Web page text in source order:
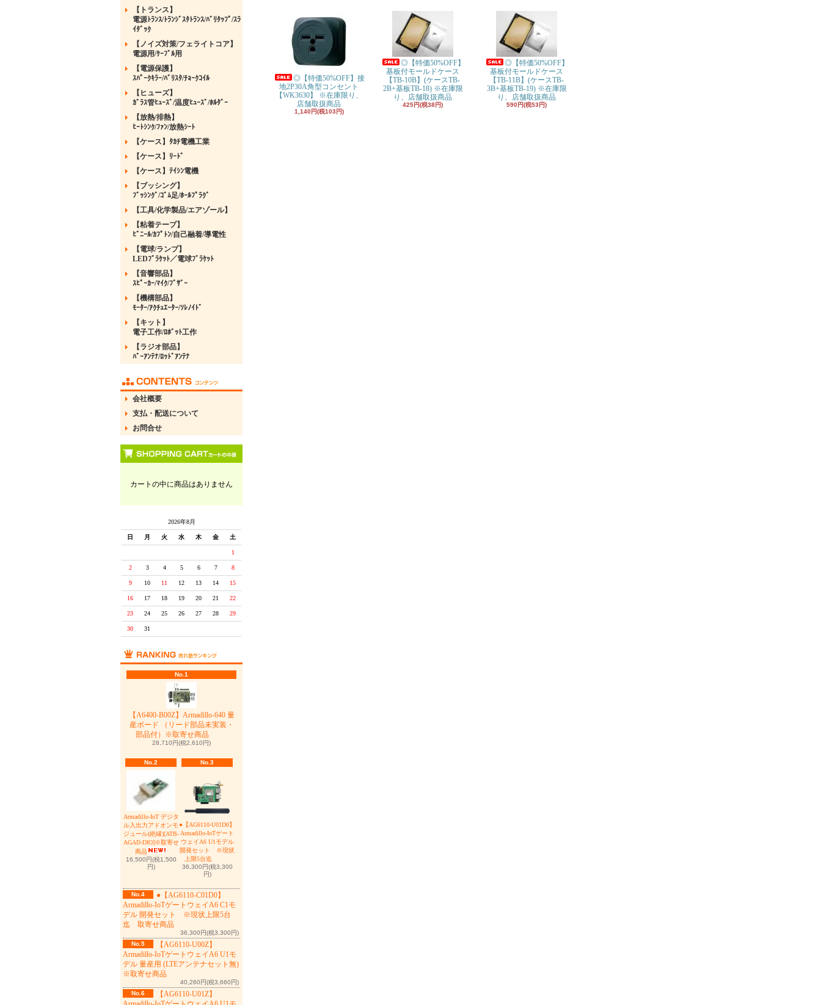
【トランス】
電源ﾄﾗﾝｽ/ﾄﾗﾝｼﾞｽﾀﾄﾗﾝｽ/ﾊﾞﾘﾀｯﾌﾟ/ｽﾗ
ｲﾀﾞｯｸ
【ノイズ対策/フェライトコア】
電源用/ｹｰﾌﾞﾙ用
【電源保護】
ｽﾊﾟｰｸｷﾗｰ/ﾊﾞﾘｽﾀ/ﾁｮｰｸｺｲﾙ
【ヒューズ】
ｶﾞﾗｽ管ﾋｭｰｽﾞ/温度ﾋｭｰｽﾞ/ﾎﾙﾀﾞｰ
【放熱/排熱】
ﾋｰﾄｼﾝｸ/ﾌｧﾝ/放熱ｼｰﾄ
【ケース】ﾀｶﾁ電機工業
【ケース】ﾘｰﾄﾞ
【ケース】ﾃｲｼﾝ電機
【ブッシング】
ﾌﾞｯｼﾝｸﾞ/ｺﾞﾑ足/ﾎｰﾙﾌﾟﾗｸﾞ
【工具/化学製品/エアゾール】
【粘着テープ】
ﾋﾞﾆｰﾙ/ｶﾌﾟﾄﾝ/自己融着/導電性
【電球/ランプ】
LEDﾌﾞﾗｹｯﾄ／電球ﾌﾞﾗｹｯﾄ
【音響部品】
ｽﾋﾟｰｶｰ/ﾏｲｸ/ﾌﾞｻﾞｰ
【機構部品】
ﾓｰﾀｰ/ｱｸﾁｭｴｰﾀｰ/ｿﾚﾉｲﾄﾞ
【キット】
電子工作/ﾛﾎﾞｯﾄ工作
【ラジオ部品】
ﾊﾞｰｱﾝﾃﾅ/ﾛｯﾄﾞｱﾝﾃﾅ
会社概要
支払・配送について
お問合せ
カートの中に商品はありません
2026年8月
日 月 火 水 木 金 土
1
2 3 4 5 6 7 8
9 10 11 12 13 14 15
16 17 18 19 20 21 22
23 24 25 26 27 28 29
30 31
No.1
【A6400-B00Z】Armadillo-640 量
産ボード （リード部品未実装・
部品付）※取寄せ商品
28,710円(税2,610円)
No.2
Armadillo-IoT デジタ
ル入出力アドオンモ
ジュール(絶縁)[ATB-
AGAD-DIO]※取寄せ
商品
16,500円(税1,500
円)
No.3
●【AG6110-U01D0】
Armadillo-IoTゲート
ウェイA6 U1モデル
開発セット ※現状
上限5台迄
36,300円(税3,300
円)
No.4
●【AG6110-C01D0】
Armadillo-IoTゲートウェイA6 C1モ
デル 開発セット ※現状上限5台
迄 取寄せ商品
36,300円(税3,300円)
No.5
【AG6110-U00Z】
Armadillo-IoTゲートウェイA6 U1モ
デル 量産用 (LTEアンテナセット無)
※取寄せ商品
40,260円(税3,660円)
No.6
【AG6110-U01Z】
◎【特価50%OFF】接
地2P30A角型コンセント
【WK3630】 ※在庫限り、
店舗取扱商品
1,140円(税103円)
◎【特価50%OFF】
基板付モールドケース
【TB-10B】(ケースTB-
2B+基板TB-18) ※在庫限
り、店舗取扱商品
425円(税38円)
◎【特価50%OFF】
基板付モールドケース
【TB-11B】(ケースTB-
3B+基板TB-19) ※在庫限
り、店舗取扱商品
590円(税53円)